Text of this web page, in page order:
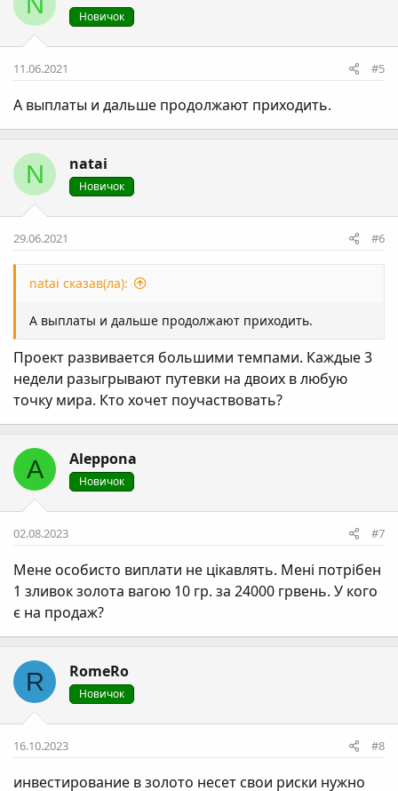
Новичок
11.06.2021 #5
А выплаты и дальше продолжают приходить.
N natai
Новичок
29.06.2021 #6
natai сказав(ла):
А выплаты и дальше продолжают приходить.
Проект развивается большими темпами. Каждые 3
недели разыгрывают путевки на двоих в любую
точку мира. Кто хочет поучаствовать?
A Aleppona
Новичок
02.08.2023 #7
Мене особисто виплати не цікавлять. Мені потрібен
1 зливок золота вагою 10 гр. за 24000 грвень. У кого
є на продаж?
R RomeRo
Новичок
16.10.2023 #8
инвестирование в золото несет свои риски нужно